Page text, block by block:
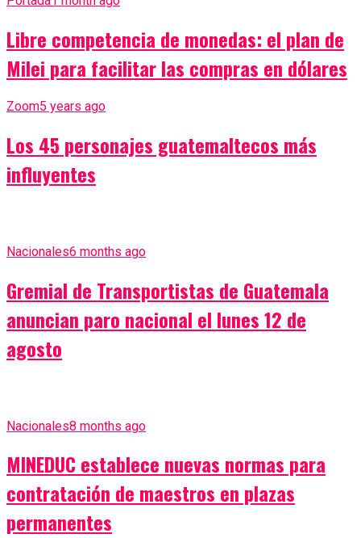
Libre competencia de monedas: el plan de
Milei para facilitar las compras en dólares
Zoom5 years ago
Los 45 personajes guatemaltecos más
influyentes
Nacionales6 months ago
Gremial de Transportistas de Guatemala
anuncian paro nacional el lunes 12 de
agosto
Nacionales8 months ago
MINEDUC establece nuevas normas para
contratación de maestros en plazas
permanentes